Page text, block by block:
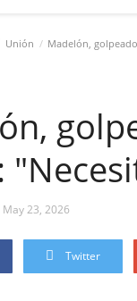
Unión Madelón,
May 23, 2026
Twitter